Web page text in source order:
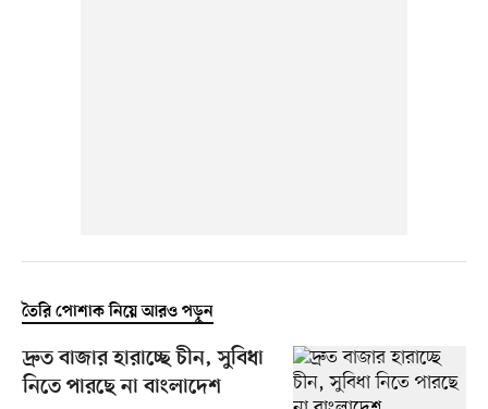
তৈরি পোশাক নিয়ে আরও পড়ুন
দ্রুত বাজার হারাচ্ছে চীন, সুবিধা
নিতে পারছে না বাংলাদেশ